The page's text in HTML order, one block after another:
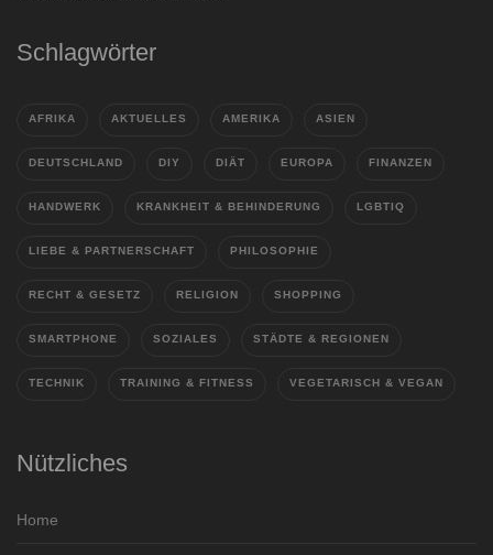
Schlagwörter
AFRIKA AKTUELLES AMERIKA ASIEN
DEUTSCHLAND DIY DIÄT EUROPA FINANZEN
HANDWERK KRANKHEIT & BEHINDERUNG LGBTIQ
LIEBE & PARTNERSCHAFT PHILOSOPHIE
RECHT & GESETZ RELIGION SHOPPING
SMARTPHONE SOZIALES STÄDTE & REGIONEN
TECHNIK TRAINING & FITNESS VEGETARISCH & VEGAN
Nützliches
Home